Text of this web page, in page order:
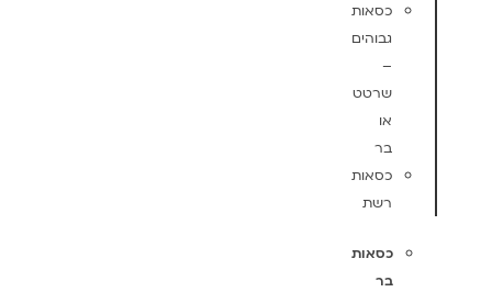
כסאות
גבוהים
–
שרטט
או
בר
כסאות
רשת
כסאות
בר